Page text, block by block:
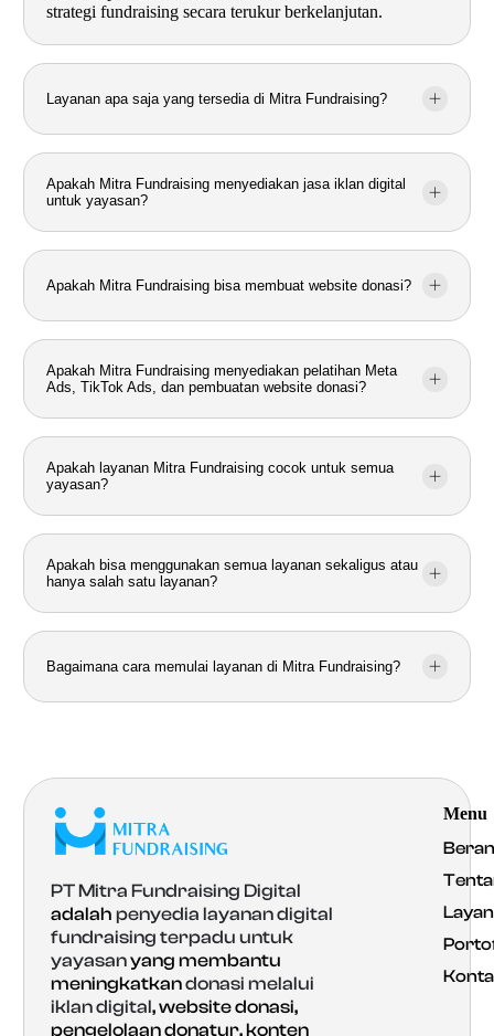
strategi fundraising secara terukur berkelanjutan.
Layanan apa saja yang tersedia di Mitra Fundraising?
Apakah Mitra Fundraising menyediakan jasa iklan digital
untuk yayasan?
Apakah Mitra Fundraising bisa membuat website donasi?
Apakah Mitra Fundraising menyediakan pelatihan Meta
Ads, TikTok Ads, dan pembuatan website donasi?
Apakah layanan Mitra Fundraising cocok untuk semua
yayasan?
Apakah bisa menggunakan semua layanan sekaligus atau
hanya salah satu layanan?
Bagaimana cara memulai layanan di Mitra Fundraising?
PT Mitra Fundraising Digital
adalahpenyedia layanan digital
fundraising terpadu untuk
yayasanyang membantu
meningkatkandonasi melalui
iklan digital, website donasi,
pengelolaan donatur, konten
Menu